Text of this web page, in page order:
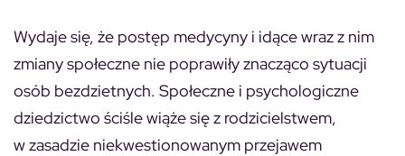
Wydaje się, że postęp medycyny i idące wraz z nim
zmiany społeczne nie poprawiły znacząco sytuacji
osób bezdzietnych. Społeczne i psychologiczne
dziedzictwo ściśle wiąże się z rodzicielstwem,
w zasadzie niekwestionowanym przejawem